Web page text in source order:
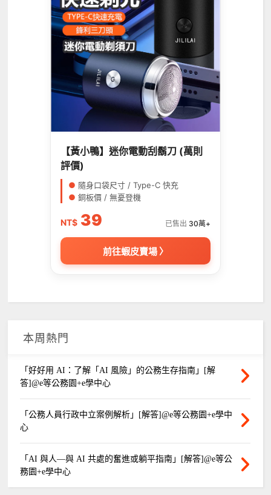
【黃小鴨】迷你電動刮鬍刀 (萬則
評價)
● 隨身口袋尺寸 / Type-C 快充
● 銅板價 / 無憂登機
NT$ 39 已售出 30萬+
前往蝦皮賣場 〉
本周熱門
「好好用 AI：了解「AI 風險」的公務生存指南」[解
答]@e等公務園+e學中心
「公務人員行政中立案例解析」[解答]@e等公務園+e學中
心
「AI 與人—與 AI 共處的奮進或躺平指南」[解答]@e等公
務園+e學中心